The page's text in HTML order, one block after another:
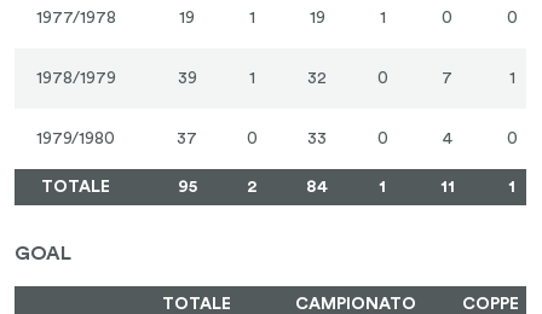
1977/1978 19 1 19 1 0 0
1978/1979 39 1 32 0 7 1
1979/1980 37 0 33 0 4 0
TOTALE 95 2 84 1 11 1
GOAL
TOTALE CAMPIONATO
COPPE